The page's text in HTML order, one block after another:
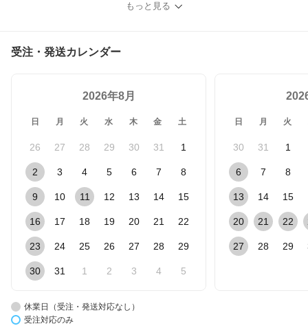
もっと見る
受注・発送カレンダー
2026年8月
日 月 火 水 木 金 土
26 27 28 29 30 31 1
2 3 4 5 6 7 8
9 10 11 12 13 14 15
16 17 18 19 20 21 22
23 24 25 26 27 28 29
30 31 1 2 3 4 5
日 月 火
30 31 1
6 7 8
13 14 15
20 21 22
27 28 29
休業日（受注・発送対応なし）
受注対応のみ